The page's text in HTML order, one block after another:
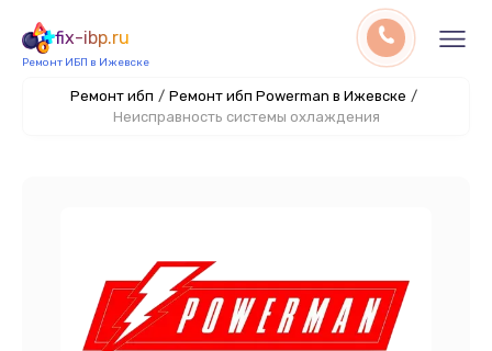
fix-ibp.ru
Ремонт ИБП в Ижевске
Ремонт ибп / Ремонт ибп Powerman в Ижевске /
Неисправность системы охлаждения